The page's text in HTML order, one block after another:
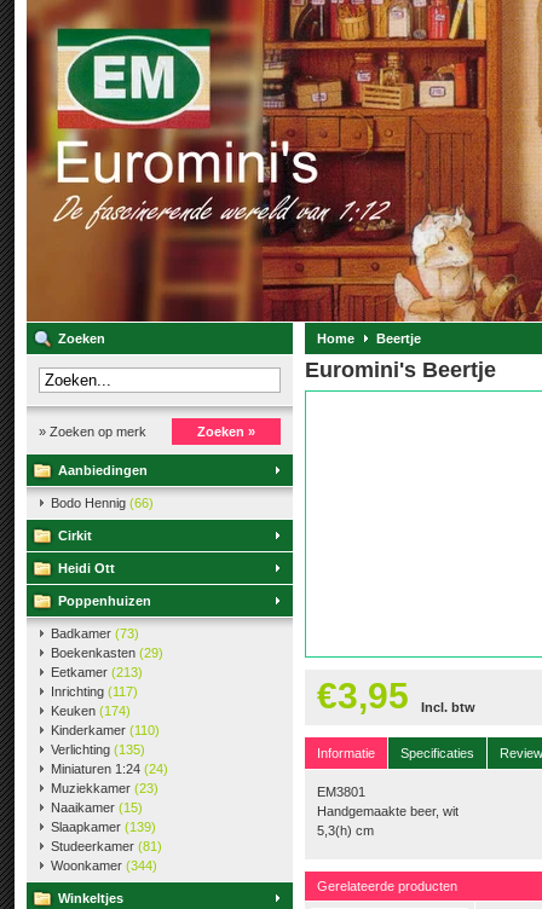
Zoeken
» Zoeken op merk Zoeken »
Aanbiedingen
Bodo Hennig (66)
Cirkit
Heidi Ott
Poppenhuizen
Badkamer (73)
Boekenkasten (29)
Eetkamer (213)
Inrichting (117)
Keuken (174)
Kinderkamer (110)
Verlichting (135)
Miniaturen 1:24 (24)
Muziekkamer (23)
Naaikamer (15)
Slaapkamer (139)
Studeerkamer (81)
Woonkamer (344)
Winkeltjes
Home Beertje
Euromini's Beertje
€3,95 Incl. btw
Informatie Specificaties
EM3801
Handgemaakte beer, wit
5,3(h) cm
Gerelateerde producten